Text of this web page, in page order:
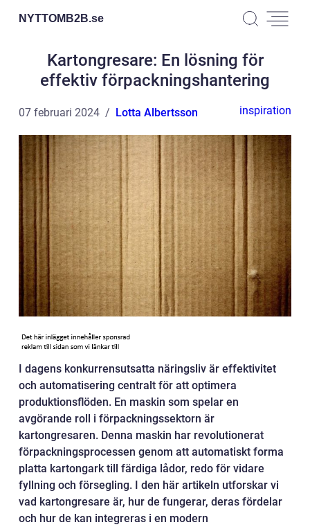
NYTTOMB2B.se
Kartongresare: En lösning för
effektiv förpackningshantering
07 februari 2024 Lotta Albertsson inspiration
I dagens konkurrensutsatta näringsliv är effektivitet
och automatisering centralt för att optimera
produktionsflöden. En maskin som spelar en
avgörande roll i förpackningssektorn är
kartongresaren. Denna maskin har revolutionerat
förpackningsprocessen genom att automatiskt forma
platta kartongark till färdiga lådor, redo för vidare
fyllning och försegling. I den här artikeln utforskar vi
vad kartongresare är, hur de fungerar, deras fördelar
och hur de kan integreras i en modern